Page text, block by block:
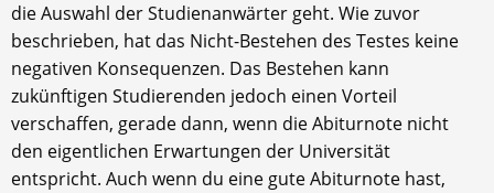
die Auswahl der Studienanwärter geht. Wie zuvor
beschrieben, hat das Nicht-Bestehen des Testes keine
negativen Konsequenzen. Das Bestehen kann
zukünftigen Studierenden jedoch einen Vorteil
verschaffen, gerade dann, wenn die Abiturnote nicht
den eigentlichen Erwartungen der Universität
entspricht. Auch wenn du eine gute Abiturnote hast,